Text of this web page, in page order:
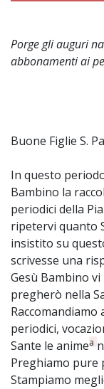
Porge gli auguri
abbonamenti ai
Buone Figlie S.
In questo
Bambino la
periodici della
ripetervi quanto
insistito su
scrivesse una
Gesù Bambino
pregherò nella
periodici,
Sante le animea
Preghiamo pure
Stampiamo